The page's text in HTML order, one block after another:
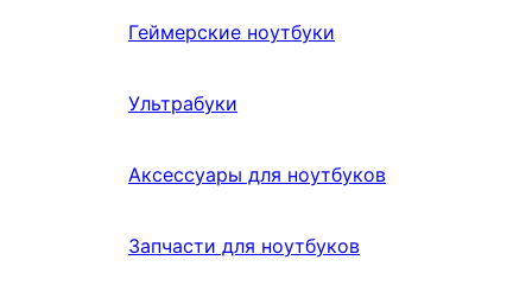
Геймерские ноутбуки
Ультрабуки
Аксессуары для ноутбуков
Запчасти для ноутбуков